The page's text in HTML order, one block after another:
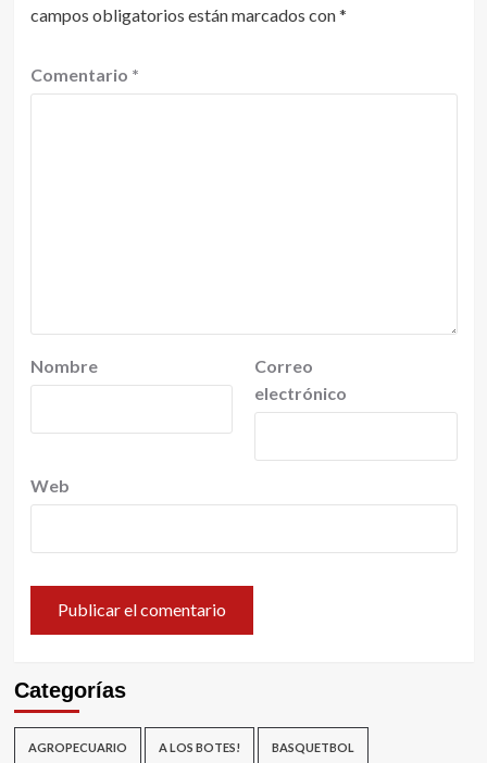
campos obligatorios están marcados con*
Comentario *
Nombre
Correo
electrónico
Web
Categorías
AGROPECUARIO A LOS BOTES! BASQUETBOL